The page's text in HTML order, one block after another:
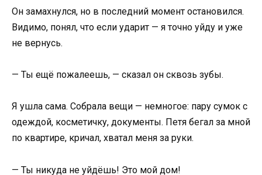
Он замахнулся, но в последний момент остановился.
Видимо, понял, что если ударит — я точно уйду и уже
не вернусь.
— Ты ещё пожалеешь, — сказал он сквозь зубы.
Я ушла сама. Собрала вещи — немногое: пару сумок с
одеждой, косметичку, документы. Петя бегал за мной
по квартире, кричал, хватал меня за руки.
— Ты никуда не уйдёшь! Это мой дом!